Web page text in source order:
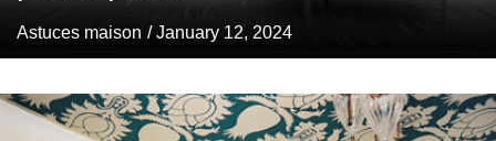
Astuces maison / January 12, 2024